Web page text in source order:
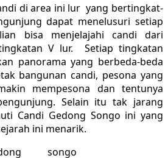
di area ini lur yang bertingkat-
dapat menelusuri setiap
bisa menjelajahi candi dari
V lur. Setiap tingkatan
panorama yang berbeda-beda
bangunan candi, pesona yang
mempesona dan tentunya
Selain itu tak jarang
Candi Gedong Songo ini yang
ini menarik.